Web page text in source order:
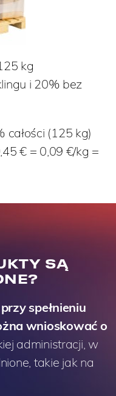
kg
i 20% bez
(125 kg)
€ = 0,09 €/kg =
SĄ
przy spełnieniu
wnioskować o
administracji, w
takie jak na